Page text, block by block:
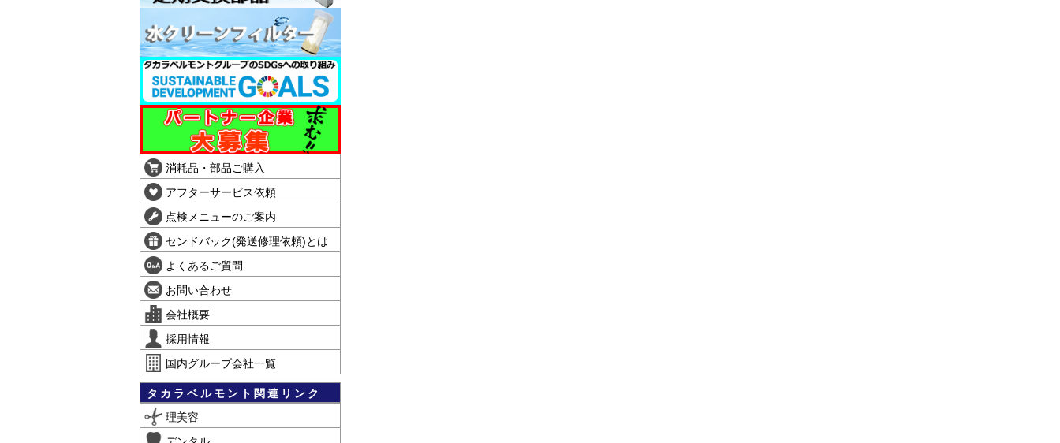
消耗品・部品ご購入
アフターサービス依頼
点検メニューのご案内
センドバック(発送修理依頼)とは
よくあるご質問
お問い合わせ
会社概要
採用情報
国内グループ会社一覧
タカラベルモント関連リンク
理美容